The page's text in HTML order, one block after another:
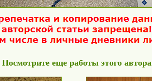
Посмотрите еще работы этого автора